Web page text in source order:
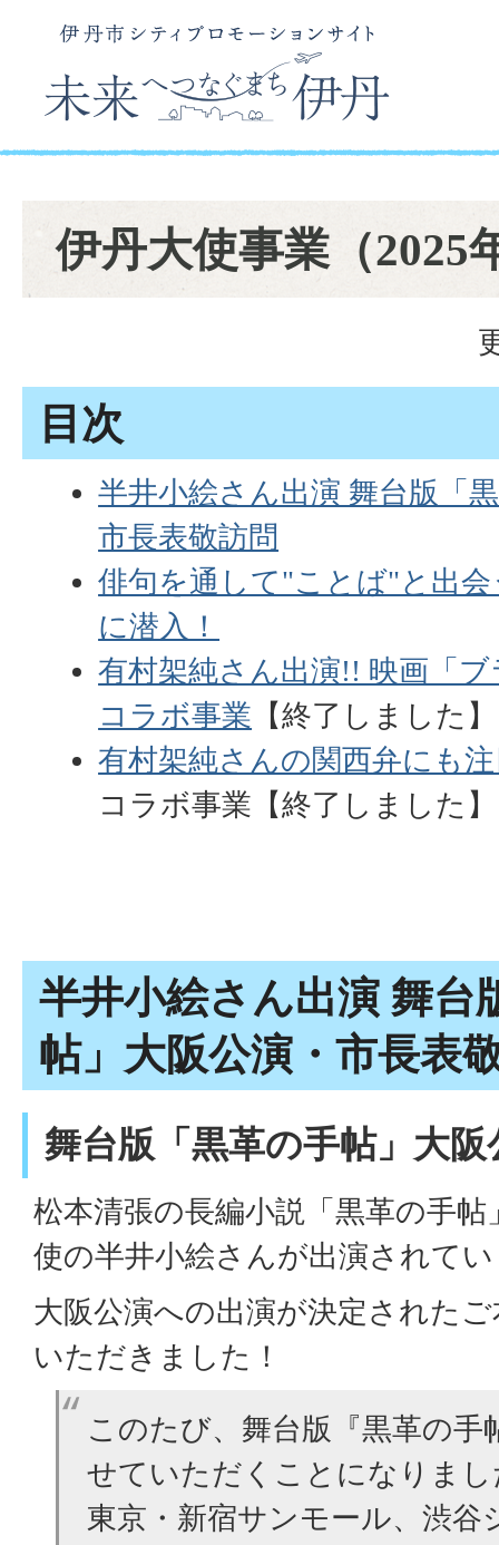
伊丹大使事業（2025
目次
半井小絵さん出演 舞台版「
市長表敬訪問
俳句を通して"ことば"と出
に潜入！
有村架純さん出演!! 映画「
コラボ事業 【終了しました】
有村架純さんの関西弁にも
コラボ事業【終了しました】
半井小絵さん出演 舞台
帖」大阪公演・市長表
舞台版「黒革の手帖」大阪
松本清張の長編小説「黒革の手
使の半井小絵さんが出演されて
大阪公演への出演が決定された
いただきました！
このたび、舞台版『黒革の手
せていただくことになりまし
東京・新宿サンモール、渋